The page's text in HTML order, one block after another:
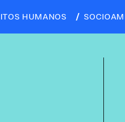
HUMANOS